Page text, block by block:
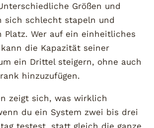
Größen und
sich schlecht stapeln und
Platz. Wer auf ein einheitliches
die Kapazität seiner
ein Drittel steigern, ohne auch
hinzuzufügen.
zeigt sich, was wirklich
du ein System zwei bis drei